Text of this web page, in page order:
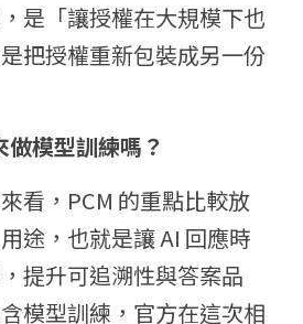
是「讓授權在大規模下也
把授權重新包裝成另一份
模型訓練嗎？
看，PCM 的重點比較放
途，也就是讓 AI 回應時
提升可追溯性與答案品
模型訓練，官方在這次相